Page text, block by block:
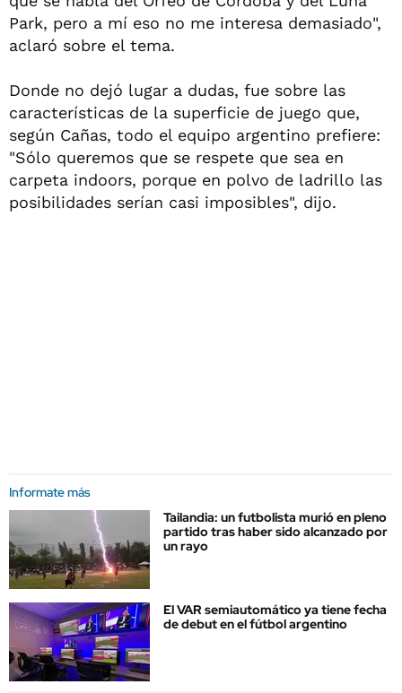
Park, pero a mí eso no me interesa demasiado",
aclaró sobre el tema.
Donde no dejó lugar a dudas, fue sobre las
características de la superficie de juego que,
según Cañas, todo el equipo argentino prefiere:
"Sólo queremos que se respete que sea en
carpeta indoors, porque en polvo de ladrillo las
posibilidades serían casi imposibles", dijo.
Informate más
Tailandia: un futbolista murió en pleno
partido tras haber sido alcanzado por
un rayo
El VAR semiautomático ya tiene fecha
de debut en el fútbol argentino